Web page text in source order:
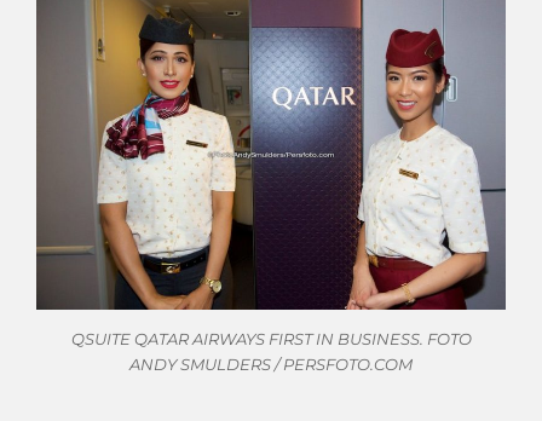
QSUITE QATAR AIRWAYS FIRST IN BUSINESS. FOTO
ANDY SMULDERS / PERSFOTO.COM